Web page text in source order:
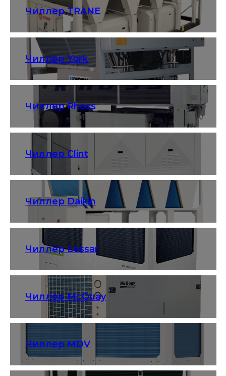
Чиллер TRANE
Чиллер York
Чиллер Rhoss
Чиллер Clint
Чиллер Daikin
Чиллер Lessar
Чиллер McQuay
Чиллер MDV